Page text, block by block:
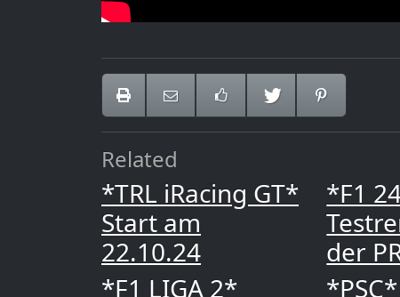
Related
*TRL iRacing GT*
Start am
22.10.24
*F1
der
*F1 LIGA 2*